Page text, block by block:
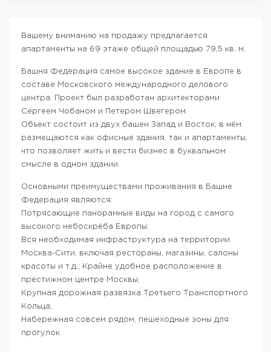
Вашему вниманию на продажу предлагается
апартаменты на 69 этаже общей площадью 79,5 кв. м.
Башня Федерация самое высокое здание в Европе в
составе Московского международного делового
центра. Проект был разработан архитекторами
Сергеем Чобаном и Петером Швегером.
Объект состоит из двух башен Запад и Восток, в нём
размещаются как офисные здания, так и апартаменты,
что позволяет жить и вести бизнес в буквальном
смысле в одном здании.
Основными преимуществами проживания в Башне
Федерация являются:
Потрясающие панорамные виды на город с самого
высокого небоскрёба Европы;
Вся необходимая инфраструктура на территории
Москва-Сити, включая рестораны, магазины, салоны
красоты и т.д.; Крайне удобное расположение в
престижном центре Москвы;
Крупная дорожная развязка Третьего Транспортного
Кольца;
Набережная совсем рядом, пешеходные зоны для
прогулок.